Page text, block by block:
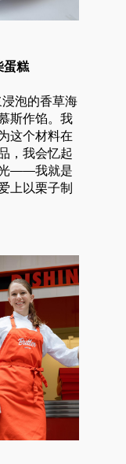
蛋糕
泡的香草海
斯作馅。我
这个材料在
，我会忆起
光——我就是
上以栗子制